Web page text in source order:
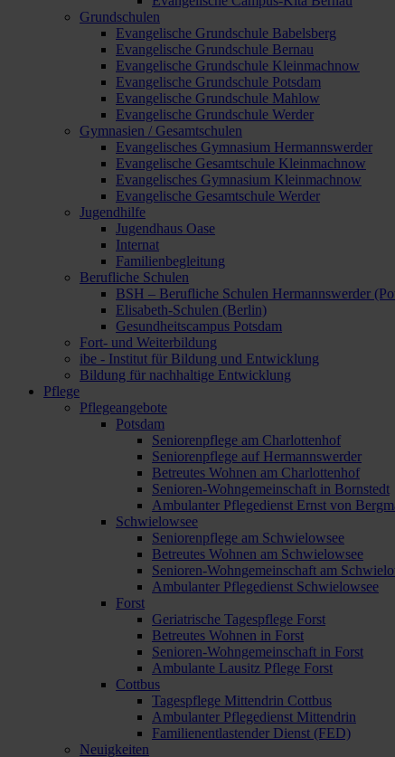
Grundschulen
Evangelische Grundschule Babelsberg
Evangelische Grundschule Bernau
Evangelische Grundschule Kleinmachnow
Evangelische Grundschule Potsdam
Evangelische Grundschule Mahlow
Evangelische Grundschule Werder
Gymnasien / Gesamtschulen
Evangelisches Gymnasium Hermannswerder
Evangelische Gesamtschule Kleinmachnow
Evangelisches Gymnasium Kleinmachnow
Evangelische Gesamtschule Werder
Jugendhilfe
Jugendhaus Oase
Internat
Familienbegleitung
Berufliche Schulen
BSH – Berufliche Schulen Hermannswerder
Elisabeth-Schulen (Berlin)
Gesundheitscampus Potsdam
Fort- und Weiterbildung
ibe - Institut für Bildung und Entwicklung
Bildung für nachhaltige Entwicklung
Pflege
Pflegeangebote
Potsdam
Seniorenpflege am Charlottenhof
Seniorenpflege auf Hermannswerder
Betreutes Wohnen am Charlottenhof
Senioren-Wohngemeinschaft in Bornstedt
Ambulanter Pflegedienst Ernst von
Schwielowsee
Seniorenpflege am Schwielowsee
Betreutes Wohnen am Schwielowsee
Senioren-Wohngemeinschaft am
Ambulanter Pflegedienst Schwielowsee
Forst
Geriatrische Tagespflege Forst
Betreutes Wohnen in Forst
Senioren-Wohngemeinschaft in Forst
Ambulante Lausitz Pflege Forst
Cottbus
Tagespflege Mittendrin Cottbus
Ambulanter Pflegedienst Mittendrin
Familienentlastender Dienst (FED)
Neuigkeiten